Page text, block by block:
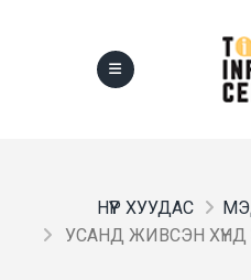
НҮҮР ХУУДАС
УСАНД ЖИВСЭН ХҮНД